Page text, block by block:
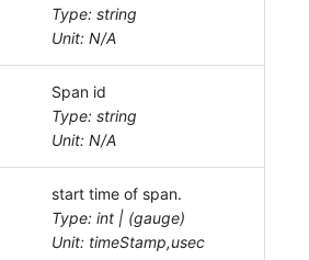
Type: string
Unit: N/A
Span id
Type: string
Unit: N/A
start time of span.
Type: int | (gauge)
Unit: timeStamp,usec